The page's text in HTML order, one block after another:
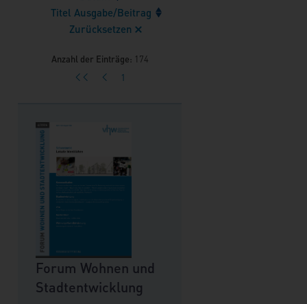
Titel Ausgabe/Beitrag
Zurücksetzen
Anzahl der Einträge: 174
<< < 1
Forum Wohnen und
Stadtentwicklung